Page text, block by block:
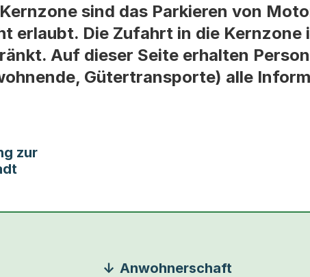
sind das Parkieren von
erlaubt. Die Zufahrt in die
Auf dieser Seite erhalten
Gütertransporte) alle
zur
Anwohnerschaft